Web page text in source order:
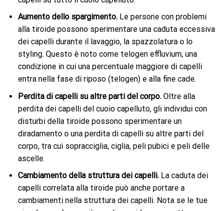
Aumento dello spargimento. Le persone con problemi
alla tiroide possono sperimentare una caduta eccessiva
dei capelli durante il lavaggio, la spazzolatura o lo
styling. Questo è noto come telogen effluvium, una
condizione in cui una percentuale maggiore di capelli
entra nella fase di riposo (telogen) e alla fine cade.
Perdita di capelli su altre parti del corpo.Oltre alla
perdita dei capelli del cuoio capelluto, gli individui con
disturbi della tiroide possono sperimentare un
diradamento o una perdita di capelli su altre parti del
corpo, tra cui sopracciglia, ciglia, peli pubici e peli delle
ascelle.
Cambiamento della struttura dei capelli.La caduta dei
capelli correlata alla tiroide può anche portare a
cambiamenti nella struttura dei capelli. Nota se le tue